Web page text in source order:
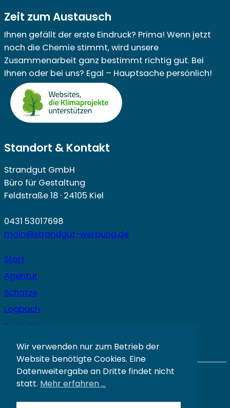
Zeit zum Austausch
Ihnen gefällt der erste Eindruck? Prima! Wenn jetzt
noch die Chemie stimmt, wird unsere
Zusammenarbeit ganz bestimmt richtig gut. Bei
Ihnen oder bei uns? Egal – Hauptsache persönlich!
Standort & Kontakt
Strandgut GmbH
Büro für Gestaltung
Feldstraße 18 · 24105 Kiel
0431 53017698
moin@strandgut-werbung.de
Start
Agentur
Schätze
Logbuch
Kontakt
© Strandgut GmbH 2026
ImpressumDatenschutz
Wir verwenden nur zum Betrieb der
Website benötigte Cookies. Eine
Datenweitergabe an Dritte findet nicht
statt. Mehr erfahren …